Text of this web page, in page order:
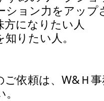
ション力をアップ
方になりたい人
りたい人。
ご依頼は、W&Ｈ